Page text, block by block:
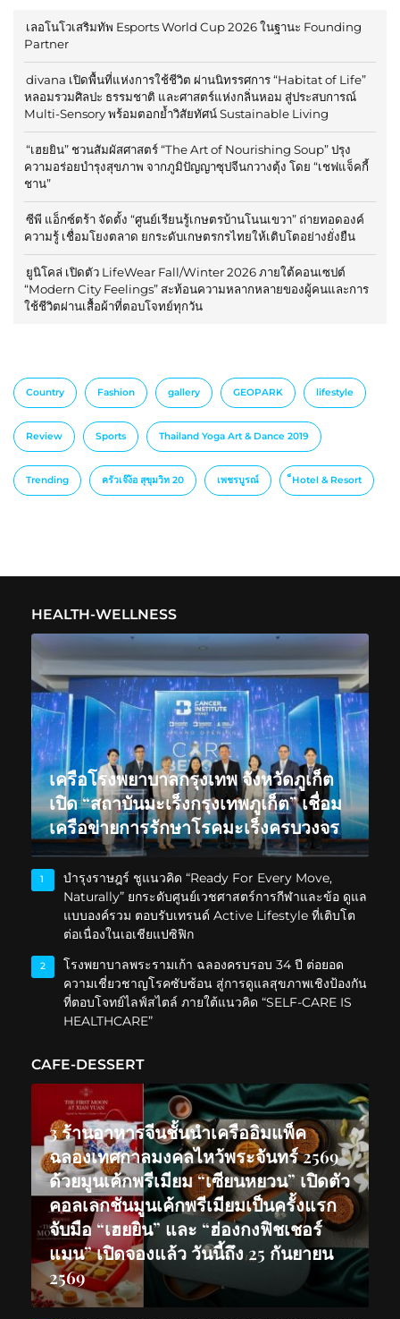
เลอโนโวเสริมทัพ Esports World Cup 2026 ในฐานะ Founding
Partner
divana เปิดพื้นที่แห่งการใช้ชีวิต ผ่านนิทรรศการ “Habitat of Life”
หลอมรวมศิลปะ ธรรมชาติ และศาสตร์แห่งกลิ่นหอม สู่ประสบการณ์
Multi-Sensory พร้อมตอกย้ำวิสัยทัศน์ Sustainable Living
“เฮยยิน” ชวนสัมผัสศาสตร์ “The Art of Nourishing Soup” ปรุง
ความอร่อยบำรุงสุขภาพ จากภูมิปัญญาซุปจีนกวางตุ้ง โดย “เชฟแจ็คกี้
ชาน”
ซีพี แอ็กซ์ตร้า จัดตั้ง “ศูนย์เรียนรู้เกษตรบ้านโนนเขวา” ถ่ายทอดองค์
ความรู้ เชื่อมโยงตลาด ยกระดับเกษตรกรไทยให้เติบโตอย่างยั่งยืน
ยูนิโคล่ เปิดตัว LifeWear Fall/Winter 2026 ภายใต้คอนเซปต์
“Modern City Feelings” สะท้อนความหลากหลายของผู้คนและการ
ใช้ชีวิตผ่านเสื้อผ้าที่ตอบโจทย์ทุกวัน
Country Fashion gallery GEOPARK lifestyle
Review Sports Thailand Yoga Art & Dance 2019
Trending ครัวเจ๊ง้อ สุขุมวิท 20 เพชรบูรณ์ ็Hotel & Resort
HEALTH-WELLNESS
เครือโรงพยาบาลกรุงเทพ จังหวัดภูเก็ต
เปิด “สถาบันมะเร็งกรุงเทพภูเก็ต” เชื่อม
เครือข่ายการรักษาโรคมะเร็งครบวงจร
1
บำรุงราษฎร์ ชูแนวคิด “Ready For Every Move,
Naturally” ยกระดับศูนย์เวชศาสตร์การกีฬาและข้อ ดูแล
แบบองค์รวม ตอบรับเทรนด์ Active Lifestyle ที่เติบโต
ต่อเนื่องในเอเชียแปซิฟิก
2
โรงพยาบาลพระรามเก้า ฉลองครบรอบ 34 ปี ต่อยอด
ความเชี่ยวชาญโรคซับซ้อน สู่การดูแลสุขภาพเชิงป้องกัน
ที่ตอบโจทย์ไลฟ์สไตล์ ภายใต้แนวคิด “SELF-CARE IS
HEALTHCARE”
CAFE-DESSERT
3 ร้านอาหารจีนชั้นนำเครืออิมแพ็ค
ฉลองเทศกาลมงคลไหว้พระจันทร์ 2569
ด้วยมูนเค้กพรีเมียม “เซียนหยวน” เปิดตัว
คอลเลกชันมูนเค้กพรีเมียมเป็นครั้งแรก
จับมือ “เฮยยิน” และ “ฮ่องกงฟิชเชอร์
แมน” เปิดจองแล้ว วันนี้ถึง 25 กันยายน
2569